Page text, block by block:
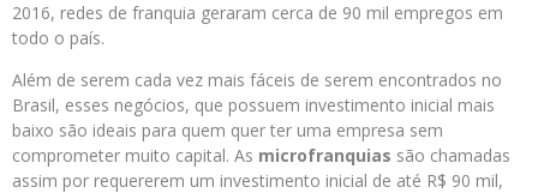
2016, redes de franquia geraram cerca de 90 mil empregos em
todo o país.
Além de serem cada vez mais fáceis de serem encontrados no
Brasil, esses negócios, que possuem investimento inicial mais
baixo são ideais para quem quer ter uma empresa sem
comprometer muito capital. As microfranquias são chamadas
assim por requererem um investimento inicial de até R$ 90 mil,